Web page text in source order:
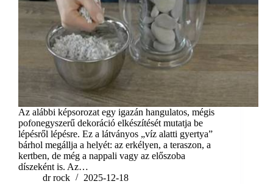
Az alábbi képsorozat egy igazán hangulatos, mégis
pofonegyszerű dekoráció elkészítését mutatja be
lépésről lépésre. Ez a látványos „víz alatti gyertya”
bárhol megállja a helyét: az erkélyen, a teraszon, a
kertben, de még a nappali vagy az előszoba
díszeként is. Az…
dr rock
2025-12-18